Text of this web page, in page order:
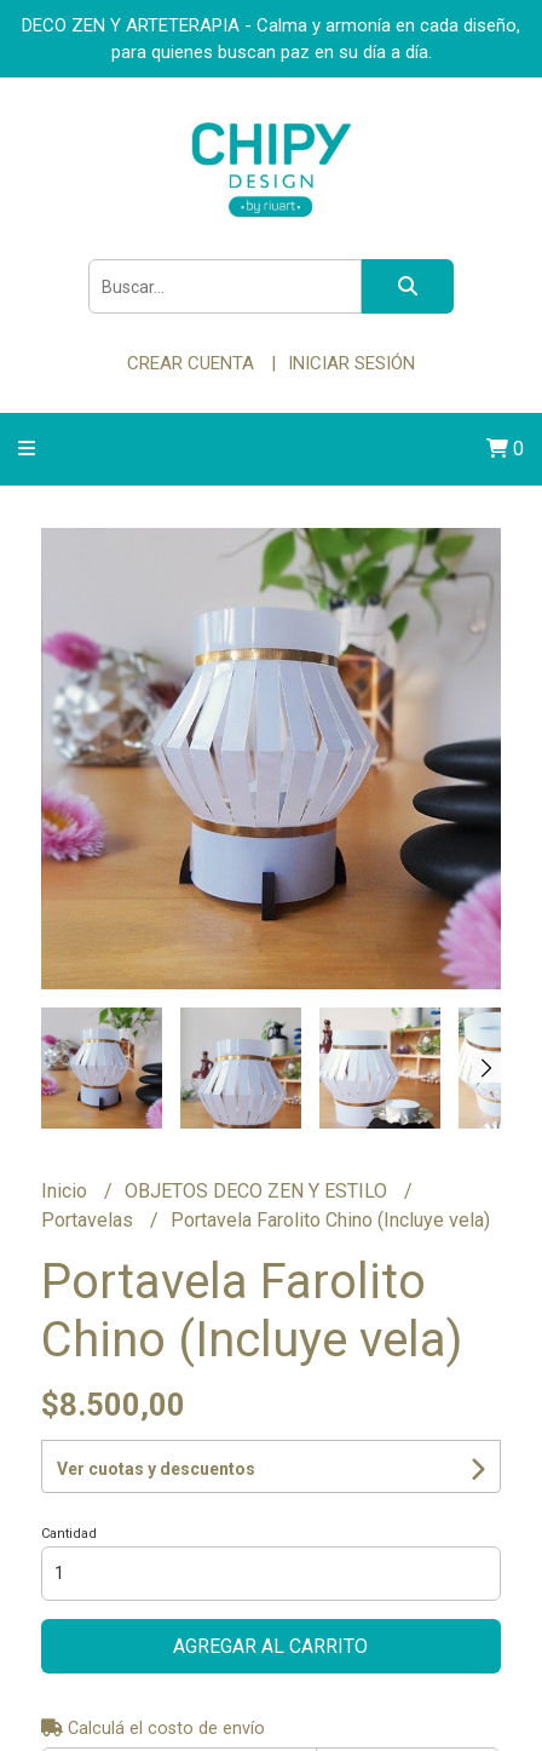
DECO ZEN Y ARTETERAPIA - Calma y armonía en cada diseño,
para quienes buscan paz en su día a día.
CREAR CUENTA INICIAR SESIÓN
0
Inicio
OBJETOS DECO ZEN Y ESTILO
Portavelas
Portavela Farolito Chino (Incluye vela)
Portavela Farolito
Chino (Incluye vela)
$8.500,00
Ver cuotas y descuentos
Cantidad
AGREGAR AL CARRITO
Calculá el costo de envío